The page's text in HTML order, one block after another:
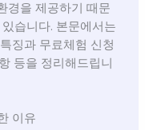
경을 제공하기 때문
습니다. 본문에서는
징과 무료체험 신청
등을 정리해드립니
이유